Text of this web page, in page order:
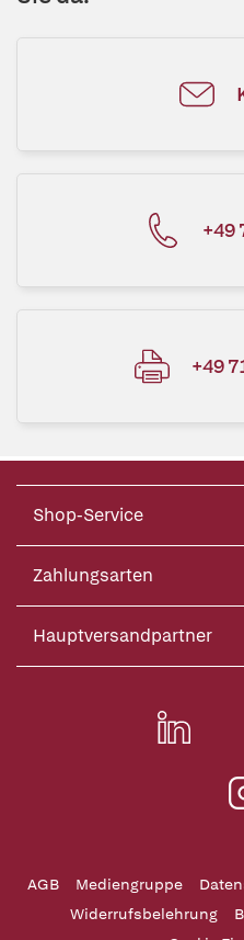
+49
+49
Shop-Service
Zahlungsarten
Hauptversandpartner
AGB Mediengruppe
Widerrufsbelehrung